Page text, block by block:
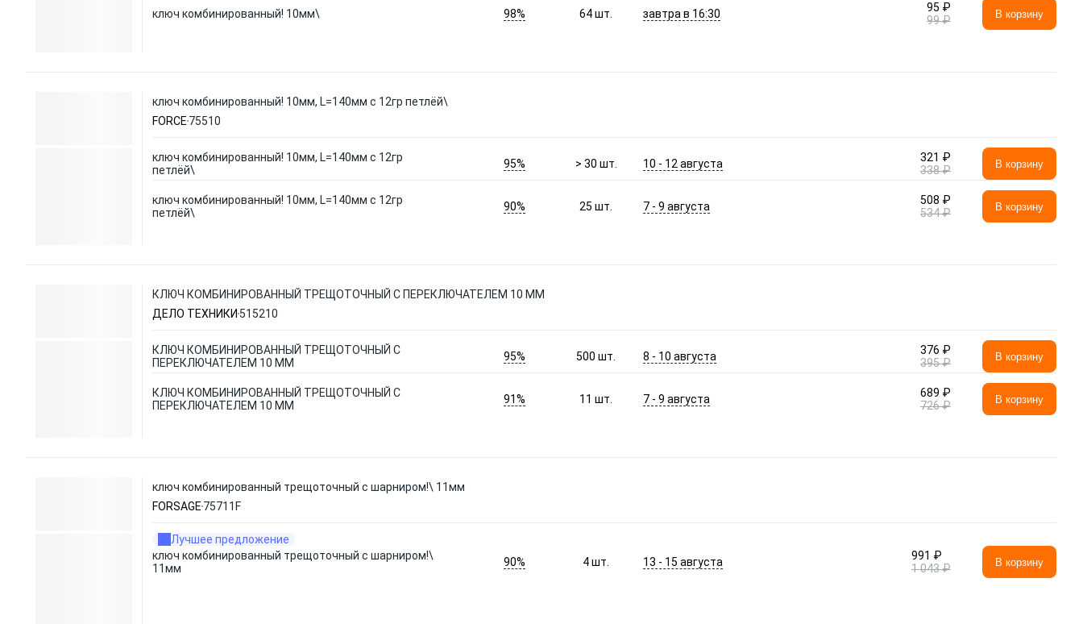
ключ комбинированный! 10мм\ 98% 64шт. завтра в 16:30
95 ₽
99 ₽
В корзину
ключ комбинированный! 10мм, L=140мм с 12гр петлёй\
FORCE 75510
ключ комбинированный! 10мм, L=140мм с 12гр
петлёй\
95% > 30 шт. 10 - 12 августа
321 ₽
338 ₽
В корзину
ключ комбинированный! 10мм, L=140мм с 12гр
петлёй\
90% 25шт. 7 - 9 августа
508 ₽
534 ₽
В корзину
КЛЮЧ КОМБИНИРОВАННЫЙ ТРЕЩОТОЧНЫЙ С ПЕРЕКЛЮЧАТЕЛЕМ 10 ММ
ДЕЛО ТЕХНИКИ 515210
КЛЮЧ КОМБИНИРОВАННЫЙ ТРЕЩОТОЧНЫЙ С
ПЕРЕКЛЮЧАТЕЛЕМ 10 ММ
95% 500шт. 8 - 10 августа
376 ₽
395 ₽
В корзину
КЛЮЧ КОМБИНИРОВАННЫЙ ТРЕЩОТОЧНЫЙ С
ПЕРЕКЛЮЧАТЕЛЕМ 10 ММ
91% 11шт. 7 - 9 августа
689 ₽
726 ₽
В корзину
ключ комбинированный трещоточный с шарниром!\ 11мм
FORSAGE 75711F
Лучшее предложение
ключ комбинированный трещоточный с шарниром!\
11мм
90% 4шт. 13 - 15 августа
991 ₽
1 043 ₽
В корзину